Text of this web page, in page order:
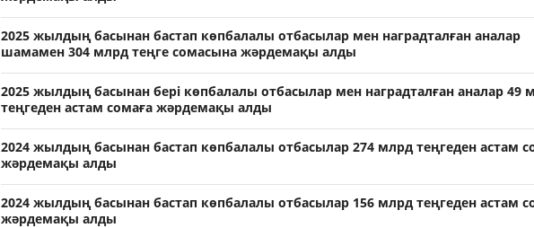
2025 жылдың басынан бастап көпбалалы отбасылар мен наградталған аналар
шамамен 304 млрд теңге сомасына жәрдемақы алды
2025 жылдың басынан бері көпбалалы отбасылар мен наградталған аналар 49
теңгеден астам сомаға жәрдемақы алды
2024 жылдың басынан бастап көпбалалы отбасылар 274 млрд теңгеден астам
жәрдемақы алды
2024 жылдың басынан бастап көпбалалы отбасылар 156 млрд теңгеден астам
жәрдемақы алды